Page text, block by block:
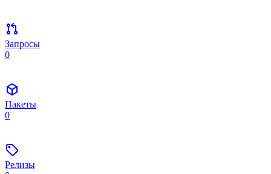
Запросы
0
Пакеты
0
Релизы